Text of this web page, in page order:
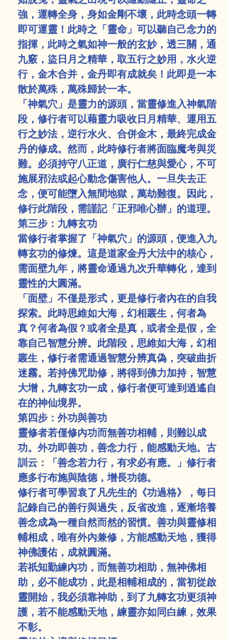
強，運轉全身，身如金剛不壞，此時念頭一轉
即可運靈！此時之「靈命」可以聽自己念力的
指揮，此時之氣如神一般的玄妙，透三關，通
九竅，盜日月之精華，取五行之妙用，水火逆
行，金木合并，金丹即有成就矣！此即是一本
散於萬殊，萬殊歸於一本。
「神氣穴」是靈力的源頭，當靈修進入神氣階
段，修行者可以藉靈力吸收日月精華、運用五
行之妙法，逆行水火、合併金木，最終完成金
丹的修成。然而，此時修行者將面臨魔考與災
難。必須持守八正道，廣行仁慈與愛心，不可
施展邪法或起心動念傷害他人。一旦失去正
念，便可能墮入無間地獄，萬劫難復。因此，
修行此階段，需謹記「正邪唯心辦」的道理。
第三步：九轉玄功
當修行者掌握了「神氣穴」的源頭，便進入九
轉玄功的修煉。這是道家金丹大法中的核心，
需面壁九年，將靈命通過九次升華轉化，達到
靈性的大圓滿。
「面壁」不僅是形式，更是修行者內在的自我
探索。此時思維如大海，幻相叢生，何者為
真？何者為假？或者全是真，或者全是假，全
靠自己智慧分辨。此階段，思維如大海，幻相
叢生，修行者需通過智慧分辨真偽，突破曲折
迷霧。若持佛咒助修，將得到佛力加持，智慧
大增，九轉玄功一成，修行者便可達到逍遙自
在的神仙境界。
第四步：外功與善功
靈修者若僅修內功而無善功相輔，則難以成
功。外功即善功，善念力行，能感動天地。古
訓云：「善念若力行，有求必有應。」修行者
應多行布施與陰德，增長功德。
修行者可學習袁了凡先生的《功過格》，每日
記錄自己的善行與過失，反省改進，逐漸培養
善念成為一種自然而然的習慣。善功與靈修相
輔相成，唯有外內兼修，方能感動天地，獲得
神佛護佑，成就圓滿。
若祇知勤練內功，而無善功相助，無神佛相
助，必不能成功，此是相輔相成的，當初從啟
靈開始，我必須靠神助，到了九轉玄功更須神
護，若不能感動天地，練靈亦如同白練，效果
不彰。